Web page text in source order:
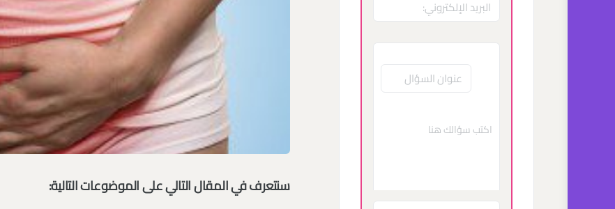
سنتعرف في المقال التالي على الموضوعات التالية: